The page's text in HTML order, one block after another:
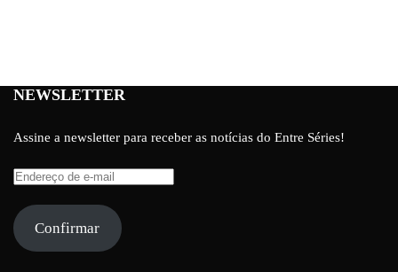
NEWSLETTER
Assine a newsletter para receber as notícias do Entre Séries!
Endereço
e-
mail
Confirmar